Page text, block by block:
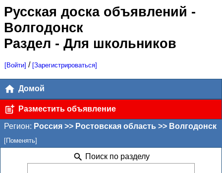
Русская доска объявлений -
Волгодонск
Раздел - Для школьников
[Войти] / [Зарегистрироваться]
Домой
Разместить объявление
Регион: Россия >> Ростовская область >> Волгодонск
[Поменять]
Поиск по разделу